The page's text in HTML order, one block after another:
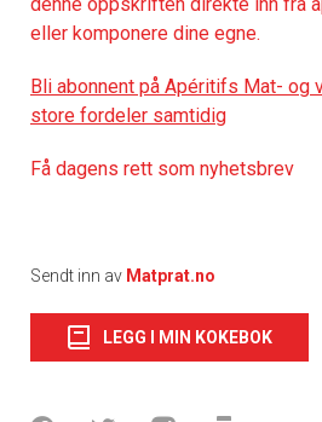
eller komponere dine egne.
Bli abonnent på Apéritifs Mat- og
store fordeler samtidig
Få dagens rett som nyhetsbrev
Sendt inn av Matprat.no
LEGG I MIN KOKEBOK